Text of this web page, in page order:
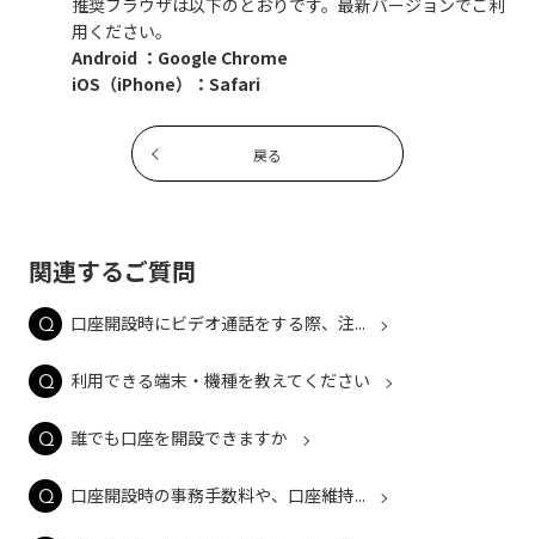
推奨ブラウザは以下のとおりです。最新バージョンでご利
用ください。
Android ：Google Chrome
iOS（iPhone）：Safari
戻る
関連するご質問
口座開設時にビデオ通話をする際、注...
利用できる端末・機種を教えてください
誰でも口座を開設できますか
口座開設時の事務手数料や、口座維持...